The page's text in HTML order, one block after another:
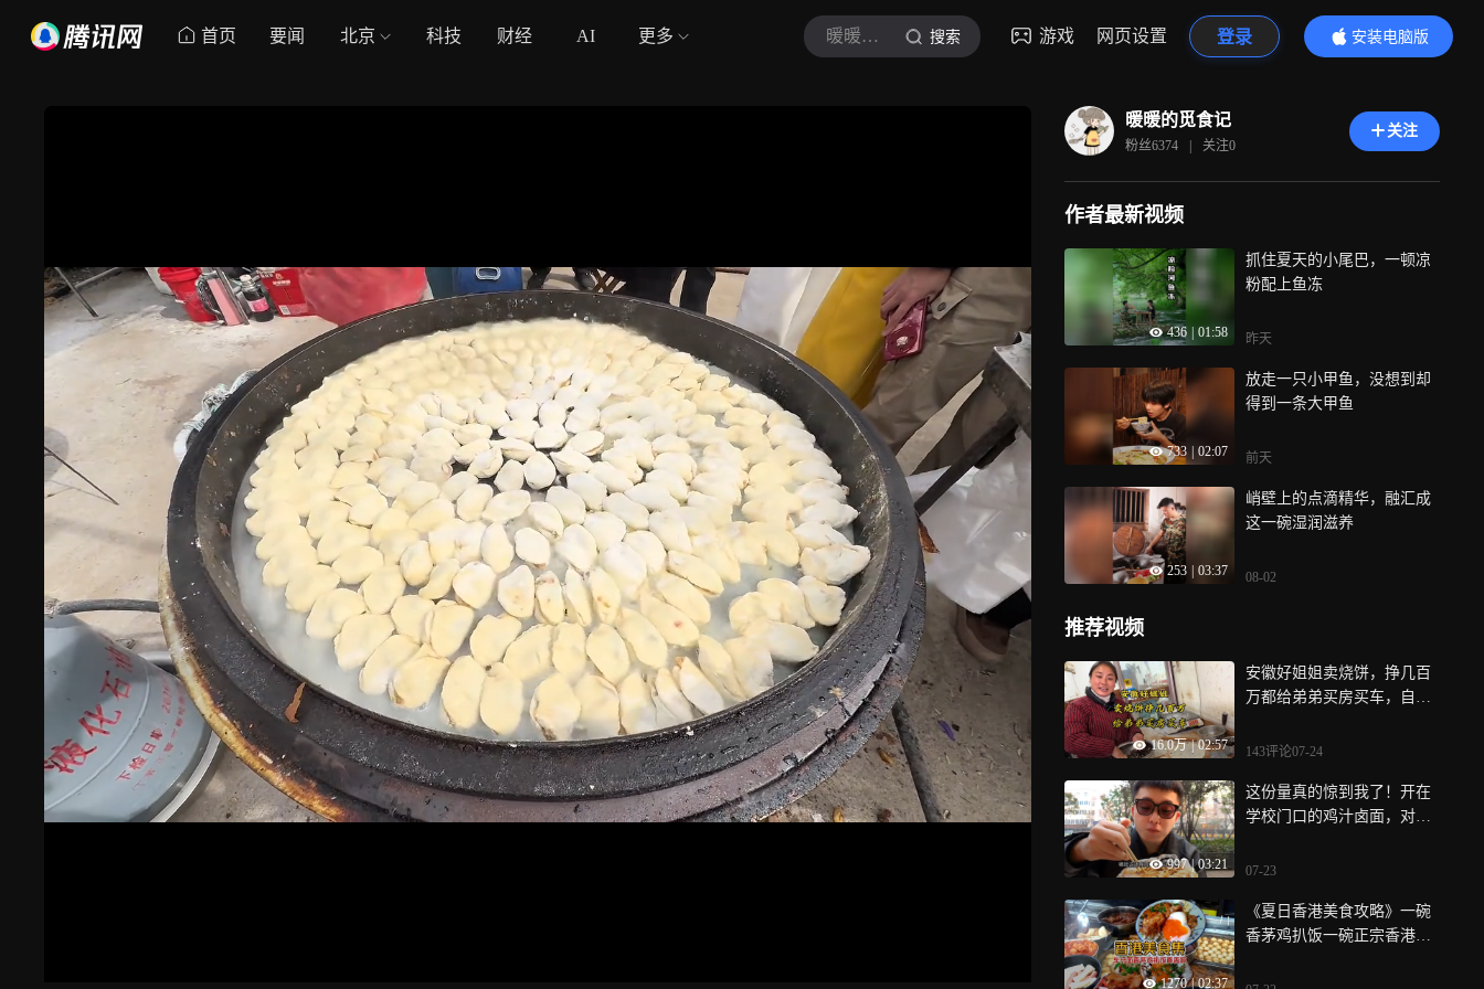
首页 要闻 北京 科技 财经 AI 更多 暖暖的觅食记 搜索 游戏 网页设置 登录
安装电脑版
内容更精彩
暖暖的觅食记
粉丝6374 | 关注0
关注
作者最新视频
436 01:58
抓住夏天的小尾巴，一顿凉
粉配上鱼冻
昨天
733 02:07
放走一只小甲鱼，没想到却
得到一条大甲鱼
前天
253 03:37
峭壁上的点滴精华，融汇成
这一碗湿润滋养
08-02
推荐视频
16.0万 | 02:57
安徽好姐姐卖烧饼，挣几百
万都给弟弟买房买车，自己
143评论07-24
997 | 03:21
这份量真的惊到我了！开在
学校门口的鸡汁卤面，对学
多！
07-23
1270 | 02:37
《夏日香港美食攻略》一碗
香茅鸡扒饭一碗正宗香港超
颠倒